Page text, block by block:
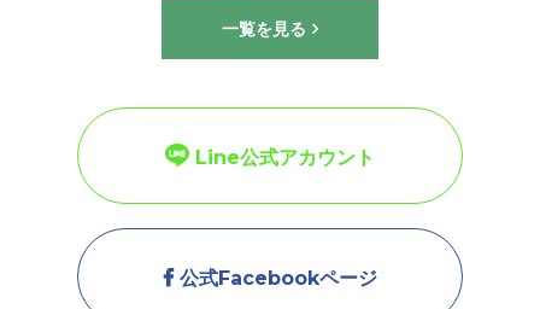
グin香美町」参加者募集中！
【2026.1.31(土)＠大阪】「イナコレ」に出展します！
2025.11.28
【2025.12.6(土)＠大阪】「兵庫五国移住・交流フェア2025
in 大阪」に出展します！
2025.11.19
一覧を見る
Line公式アカウント
公式Facebookページ